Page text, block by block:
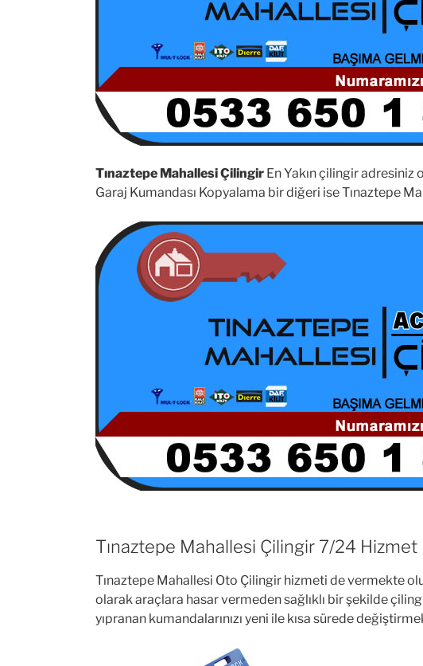
Tınaztepe Mahallesi Çilingir En Yakın çilingir
Garaj Kumandası Kopyalama bir diğeri ise Tınaztepe
Tınaztepe Mahallesi Çilingir 7/24 Hizmet
Tınaztepe Mahallesi Oto Çilingir hizmeti de vermekte
olarak araçlara hasar vermeden sağlıklı bir şekilde
yıpranan kumandalarınızı yeni ile kısa sürede